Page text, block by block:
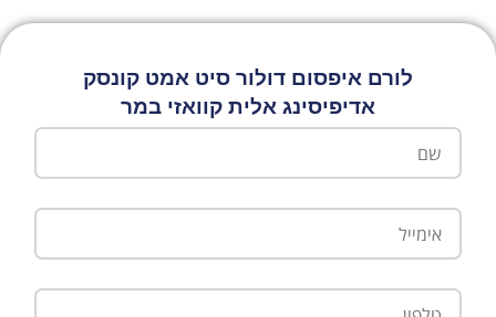
לורם איפסום דולור סיט אמט קונסק
אדיפיסינג אלית קוואזי במר